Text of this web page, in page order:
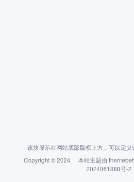
该块显示在网站底部版权上方，可以定
Copyright © 2024
本站主题由
2024061888号-2